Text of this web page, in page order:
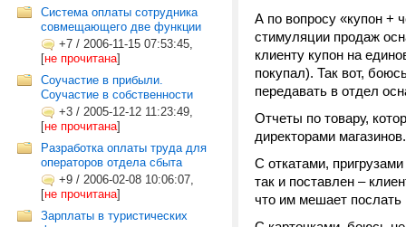
Система оплаты сотрудника
совмещающего две функции
+7 / 2006-11-15 07:53:45,
[не прочитана]
Соучастие в прибыли.
Соучастие в собственности
+3 / 2005-12-12 11:23:49,
[не прочитана]
Разработка оплаты труда для
операторов отдела сбыта
+9 / 2006-02-08 10:06:07,
[не прочитана]
Зарплаты в туристических
А по вопросу «купон +
стимуляции продаж
клиенту купон на
покупал). Так вот,
передавать в отдел
Отчеты по товару,
директорами магазинов.
С откатами,
так и поставлен –
что им мешает послать